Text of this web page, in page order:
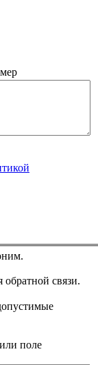
обратной связи.
поле